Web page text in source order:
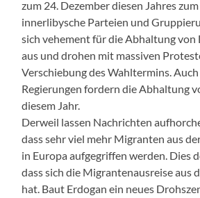
zum 24. Dezember diesen Jahres
innerlibysche Parteien und
sich vehement für die Abhaltung von
aus und drohen mit massiven
Verschiebung des Wahltermins.
Regierungen fordern die Abhaltung
diesem Jahr.
Derweil lassen Nachrichten
dass sehr viel mehr Migranten aus
in Europa aufgegriffen werden. Dies
dass sich die Migrantenausreise aus
hat. Baut Erdogan ein neues